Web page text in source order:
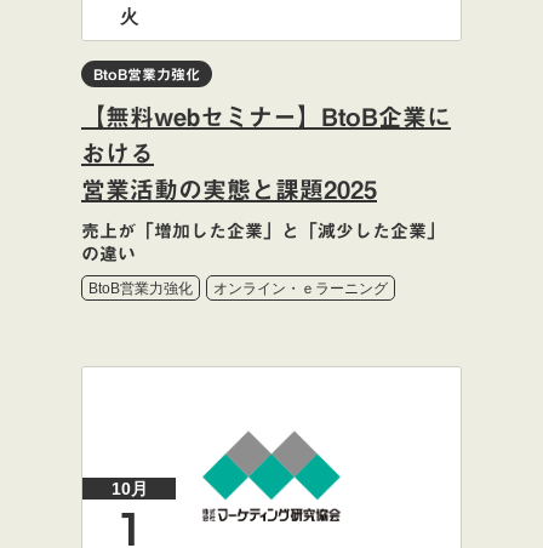
火
BtoB営業力強化
【無料webセミナー】BtoB企業に
おける
営業活動の実態と課題2025
売上が「増加した企業」と「減少した企業」
の違い
BtoB営業力強化 オンライン・ｅラーニング
10月
1